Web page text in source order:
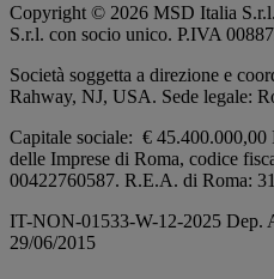
Copyright © 2026 MSD Italia
S.r.l. con socio unico. P.IVA
Società soggetta a direzione e
Rahway, NJ, USA. Sede legale:
Capitale sociale: € 45.400.000,00
delle Imprese di Roma, codice
00422760587. R.E.A. di Roma:
IT-NON-01533-W-12-2025 Dep.
29/06/2015